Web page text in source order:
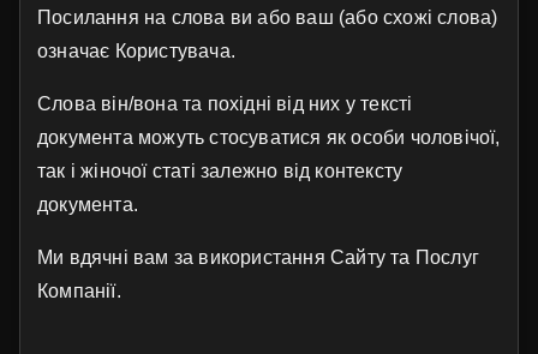
Посилання на слова ви або ваш (або схожі слова)
означає Користувача.
Слова він/вона та похідні від них у тексті
документа можуть стосуватися як особи чоловічої,
так і жіночої статі залежно від контексту
документа.
Ми вдячні вам за використання Сайту та Послуг
Компанії.